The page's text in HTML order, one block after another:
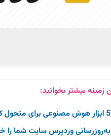
5 ابزار هوش مصنوعی برای متحول کردن ووکامرس
به‌روزرسانی وردپرس سایت شما را